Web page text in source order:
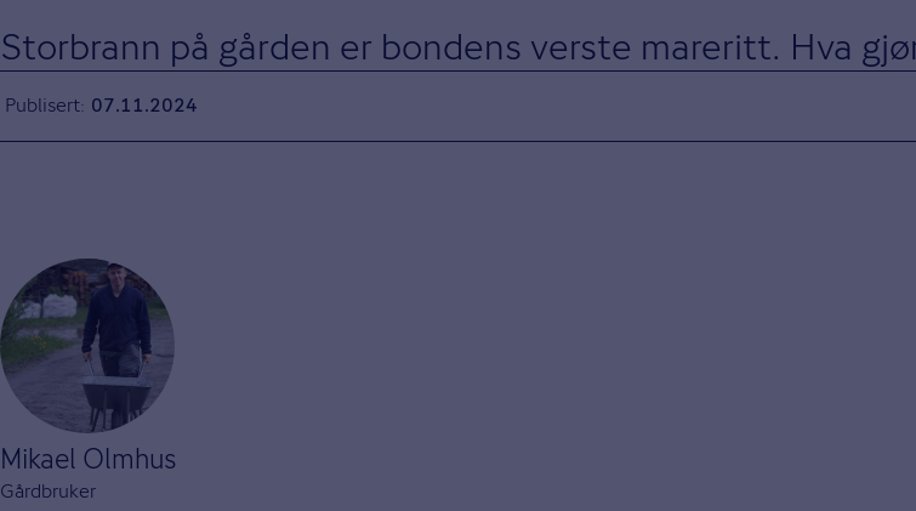
Storbrann på gården er bondens verste mareritt. Hva
Publisert 07.11.2024
Mikael Olmhus
Gårdbruker